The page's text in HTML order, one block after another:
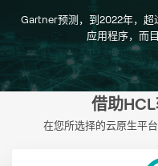
Gartner预测，到2022年，超
应用程序，而
借助
在您所选择的云原生平